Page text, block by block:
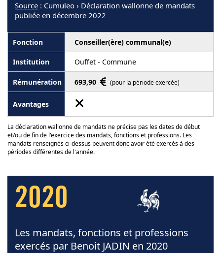
Source : Cumuleo › Déclaration wallonne de mandats
publiée en décembre 2022
Conseiller(ère) communal(e)
Ouffet - Commune
693,90 (pour la période exercée)
La déclaration wallonne de mandats ne précise pas les dates de début
et/ou de fin de l'exercice des mandats, fonctions et professions. Les
mandats renseignés ci-dessus peuvent donc avoir été exercés à des
périodes différentes de l'année.
2020
Les mandats, fonctions et professions
exercés par Benoit JADIN en 2020